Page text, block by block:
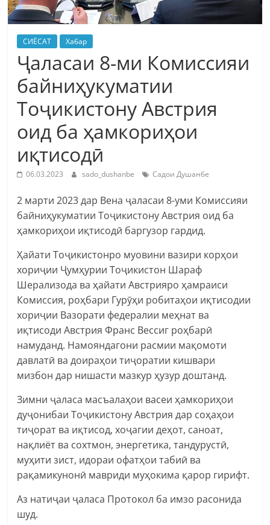
СИЁСАТ Хабар
Ҷаласаи 8-ми Комиссияи
байниҳукуматии
Тоҷикистону Австрия
оид ба ҳамкориҳои
иқтисодӣ
06.03.2023 sado_dushanbe Садои Душанбе
2 марти 2023 дар Вена ҷаласаи 8-уми Комиссияи
байниҳукуматии Тоҷикистону Австрия оид ба
ҳамкориҳои иқтисодӣ баргузор гардид.
Ҳайати Тоҷикистонро муовини вазири корҳои
хориҷии Ҷумҳурии Тоҷикистон Шараф
Шерализода ва ҳайати Австрияро ҳамраиси
Комиссия, роҳбари Гурӯҳи робитаҳои иқтисодии
хориҷии Вазорати федералии меҳнат ва
иқтисоди Австрия Франс Вессиг роҳбарӣ
намуданд. Намояндагони расмии мақомоти
давлатӣ ва доираҳои тиҷоратии кишвари
мизбон дар нишасти мазкур ҳузур доштанд.
Зимни ҷаласа масъалаҳои васеи ҳамкориҳои
дуҷонибаи Тоҷикистону Австрия дар соҳаҳои
тиҷорат ва иқтисод, хоҷагии деҳот, саноат,
нақлиёт ва сохтмон, энергетика, тандурустӣ,
муҳити зист, идораи офатҳои табиӣ ва
рақамикунонӣ мавриди муҳокима қарор гирифт.
Аз натиҷаи ҷаласа Протокол ба имзо расонида
шуд.